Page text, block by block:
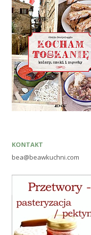
KONTAKT
bea@beawkuchni.com